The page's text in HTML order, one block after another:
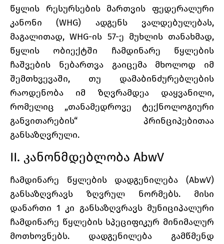
წყლის რესურსების მართვის ფედერალური
კანონი (WHG) ადგენს ვალდებულებას,
მაგალითად, WHG-ის 57-ე მუხლის თანახმად,
წყლის ობიექტში ჩამდინარე წყლების
ჩაშვების ნებართვა გაიცემა მხოლოდ იმ
შემთხვევაში, თუ დამაბინძურებლების
რაოდენობა იმ ზღვრამდეა დაყვანილი,
რომელიც „თანამედროვე ტექნოლოგიური
განვითარების“ პრინციპებითაა
განსაზღვრული.
II. კანონმდებლობა AbwV
ჩამდინარე წყლების დადგენილება (AbwV)
განსაზღვრავს ზღვრულ ნორმებს. მისი
დანართი 1 კი განსაზღვრავს მუნიციპალური
ჩამდინარე წყლების სპეციფიკურ მინიმალურ
მოთხოვნებს. დადგენილება გამწმენდ